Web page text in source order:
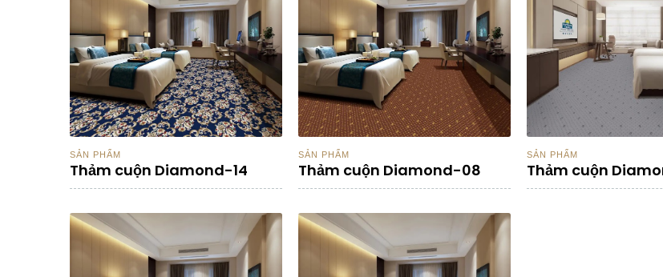
SẢN PHẨM
Thảm cuộn Diamond-14
SẢN PHẨM
Thảm cuộn Diamond-08
SẢN PHẨM
Thảm cuộn